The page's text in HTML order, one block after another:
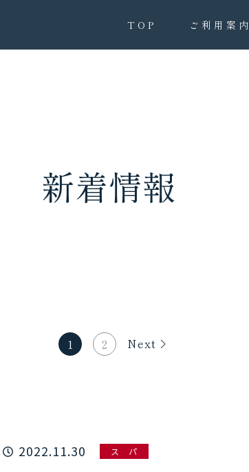
TOP ご利用案内
新着情報
1 2 Next
2022.11.30 ス パ